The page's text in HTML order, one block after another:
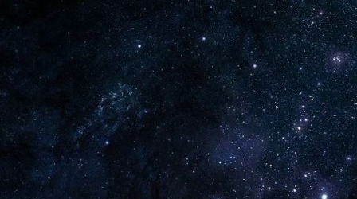
Plus de 2800 critiques de films